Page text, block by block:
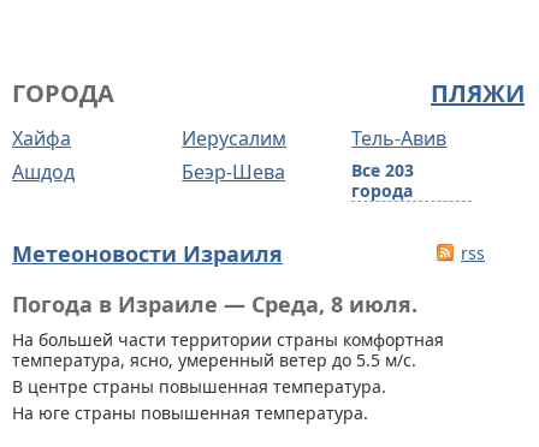
ПЛЯЖИ
ГОРОДА
Хайфа Иерусалим
Тель-Авив
Ашдод
Беэр-Шева
Все 203
города
Метеоновости Израиля rss
Погода в Израиле — Среда, 8 июля.
На большей части территории страны комфортная
температура, ясно, умеренный ветер до 5.5 м/с.
В центре страны повышенная температура.
На юге страны повышенная температура.